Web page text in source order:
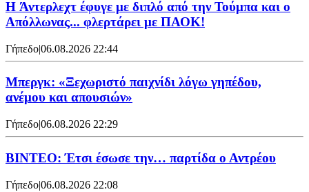
H Άντερλεχτ έφυγε με διπλό από την Τούμπα και ο
Απόλλωνας... φλερτάρει με ΠΑΟΚ!
Γήπεδο|06.08.2026 22:44
Μπεργκ: «Ξεχωριστό παιχνίδι λόγω γηπέδου,
ανέμου και απουσιών»
Γήπεδο|06.08.2026 22:29
ΒΙΝΤΕΟ: Έτσι έσωσε την… παρτίδα ο Αντρέου
Γήπεδο|06.08.2026 22:08